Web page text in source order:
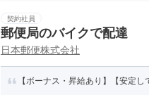
契約社員
郵便局のバイクで配達
日本郵便株式会社
【ボーナス・昇給あり】【安定